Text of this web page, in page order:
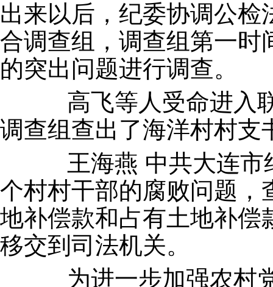
出来以后，纪委协调公
合调查组，调查组第一时
的突出问题进行调查。
高飞等人受命进入联
调查组查出了海洋村村支
王海燕 中共大连市
个村村干部的腐败问题，
地补偿款和占有土地补偿
移交到司法机关。
为进一步加强农村党